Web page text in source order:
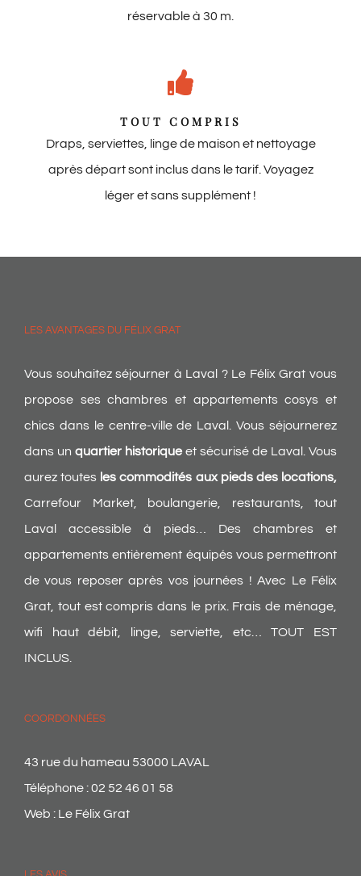
réservable à 30 m.
TOUT COMPRIS
Draps, serviettes, linge de maison et nettoyage
après départ sont inclus dans le tarif. Voyagez
léger et sans supplément !
LES AVANTAGES DU FÉLIX GRAT
Vous souhaitez séjourner à Laval ? Le Félix Grat vous
propose ses chambres et appartements cosys et
chics dans le centre-ville de Laval. Vous séjournerez
dans un quartier historique et sécurisé de Laval. Vous
aurez toutes les commodités aux pieds des locations,
Carrefour Market, boulangerie, restaurants, tout
Laval accessible à pieds… Des chambres et
appartements entièrement équipés vous permettront
de vous reposer après vos journées ! Avec Le Félix
Grat, tout est compris dans le prix. Frais de ménage,
wifi haut débit, linge, serviette, etc… TOUT EST
INCLUS.
COORDONNÉES
43 rue du hameau 53000 LAVAL
Téléphone :02 52 46 01 58
Web : Le Félix Grat